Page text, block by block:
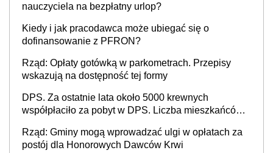
nauczyciela na bezpłatny urlop?
Kiedy i jak pracodawca może ubiegać się o
dofinansowanie z PFRON?
Rząd: Opłaty gotówką w parkometrach. Przepisy
wskazują na dostępność tej formy
DPS. Za ostatnie lata około 5000 krewnych
współpłaciło za pobyt w DPS. Liczba mieszkańców
Rząd: Gminy mogą wprowadzać ulgi w opłatach za
postój dla Honorowych Dawców Krwi